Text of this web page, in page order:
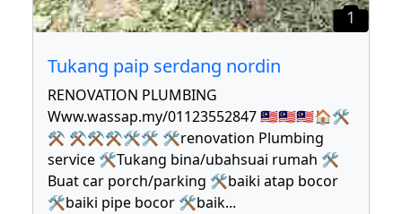
1
Tukang paip serdang nordin
RENOVATION PLUMBING
Www.wassap.my/01123552847 🇲🇾🇲🇾🇲🇾🏠🛠
⚒ ⚒⚒⚒🛠🛠 🛠renovation Plumbing
service 🛠Tukang bina/ubahsuai rumah 🛠
Buat car porch/parking 🛠baiki atap bocor
🛠baiki pipe bocor 🛠baik...